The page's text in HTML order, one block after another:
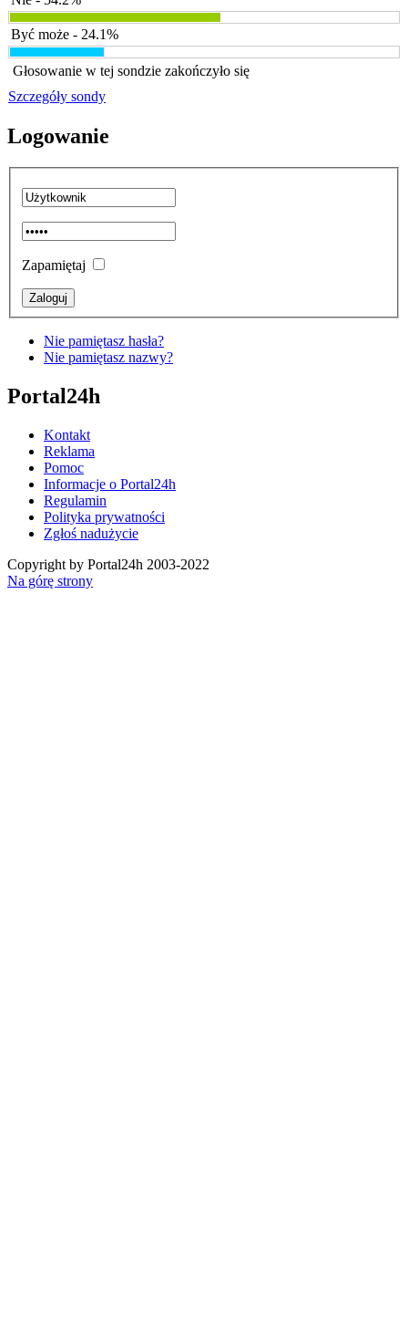
Być może - 24.1%
Głosowanie w tej sondzie zakończyło się
Szczegóły sondy
Logowanie
Zapamiętaj
Nie pamiętasz hasła?
Nie pamiętasz nazwy?
Portal24h
Kontakt
Reklama
Pomoc
Informacje o Portal24h
Regulamin
Polityka prywatności
Zgłoś nadużycie
Copyright by Portal24h 2003-2022
Na górę strony